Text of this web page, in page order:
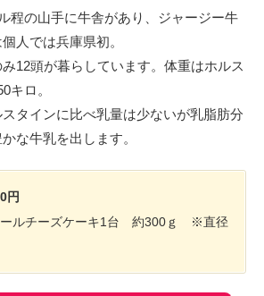
程の山手に牛舎があり、ジャージー牛
人では兵庫県初。
12頭が暮らしています。体重はホルス
キロ。
タインに比べ乳量は少ないが乳脂肪分
な牛乳を出します。
円
ールチーズケーキ1台 約300ｇ ※直径